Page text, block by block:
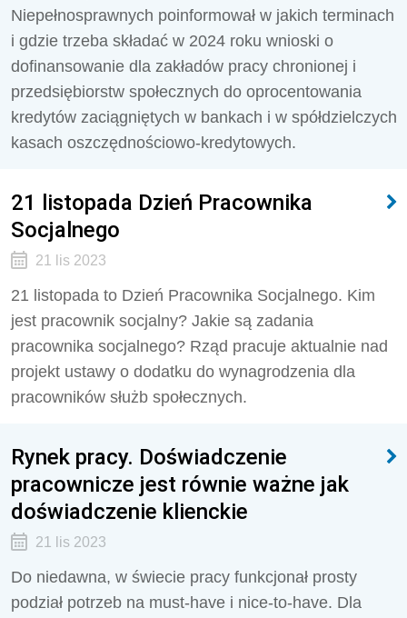
Niepełnosprawnych poinformował w jakich terminach
i gdzie trzeba składać w 2024 roku wnioski o
dofinansowanie dla zakładów pracy chronionej i
przedsiębiorstw społecznych do oprocentowania
kredytów zaciągniętych w bankach i w spółdzielczych
kasach oszczędnościowo-kredytowych.
21 listopada Dzień Pracownika
Socjalnego
21 lis 2023
21 listopada to Dzień Pracownika Socjalnego. Kim
jest pracownik socjalny? Jakie są zadania
pracownika socjalnego? Rząd pracuje aktualnie nad
projekt ustawy o dodatku do wynagrodzenia dla
pracowników służb społecznych.
Rynek pracy. Doświadczenie
pracownicze jest równie ważne jak
doświadczenie klienckie
21 lis 2023
Do niedawna, w świecie pracy funkcjonał prosty
podział potrzeb na must-have i nice-to-have. Dla